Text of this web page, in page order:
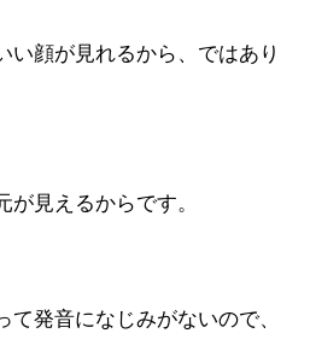
い顔が見れるから、ではあり
が見えるからです。
て発音になじみがないので、